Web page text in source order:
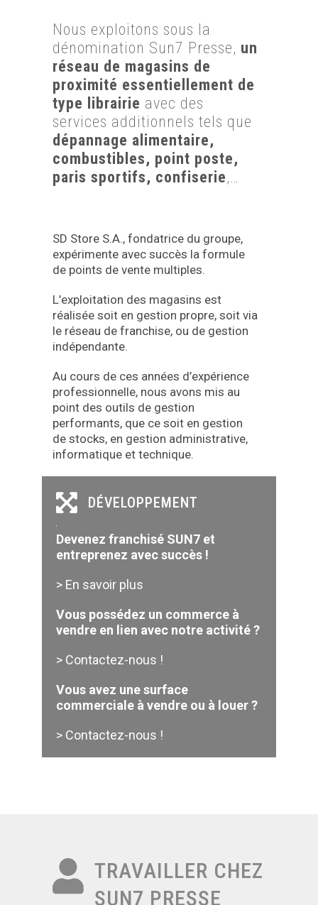
Nous exploitons sous la
dénomination Sun7 Presse, un
réseau de magasins de
proximité essentiellement de
type librairie avec des
services additionnels tels que
dépannage alimentaire,
combustibles, point poste,
paris sportifs, confiserie,…
SD Store S.A., fondatrice du groupe,
expérimente avec succès la formule
de points de vente multiples.
L’exploitation des magasins est
réalisée soit en gestion propre, soit via
le réseau de franchise, ou de gestion
indépendante.
Au cours de ces années d’expérience
professionnelle, nous avons mis au
point des outils de gestion
performants, que ce soit en gestion
de stocks, en gestion administrative,
informatique et technique.
DÉVELOPPEMENT
Devenez franchisé SUN7 et
entreprenez avec succès !
> En savoir plus
Vous possédez un commerce à
vendre en lien avec notre activité ?
> Contactez-nous !
Vous avez une surface
commerciale à vendre ou à louer ?
> Contactez-nous !
TRAVAILLER CHEZ
SUN7 PRESSE